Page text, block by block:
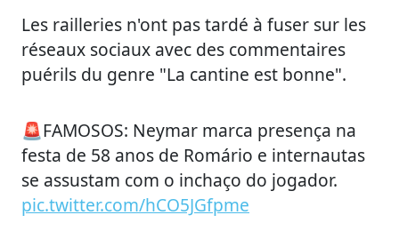
Les railleries n'ont pas tardé à fuser sur les
réseaux sociaux avec des commentaires
puérils du genre "La cantine est bonne".
🚨FAMOSOS: Neymar marca presença na
festa de 58 anos de Romário e internautas
se assustam com o inchaço do jogador.
pic.twitter.com/hCO5JGfpme